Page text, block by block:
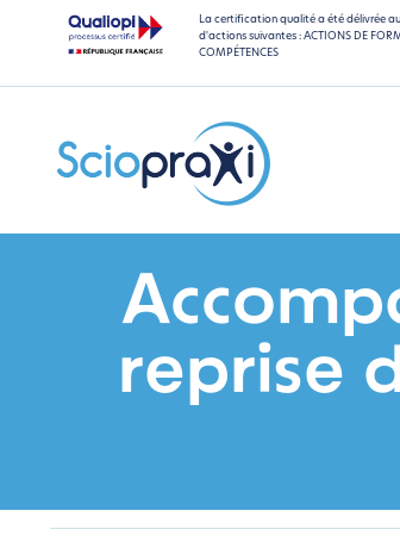
La certification qualité a été délivrée
d'actions suivantes : ACTIONS DE
COMPÉTENCES
reprise